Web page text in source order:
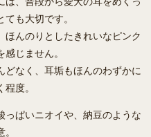
も大切です。
ほんのりとしたきれいなピンク
じません。
なく、耳垢もほんのわずかに
度。
っぱいニオイや、納豆のような